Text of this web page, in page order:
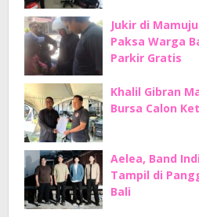
Jukir di
Paksa Warga
Parkir Gratis
Khalil Gibran
Bursa Calon
Aelea, Band
Tampil di
Bali